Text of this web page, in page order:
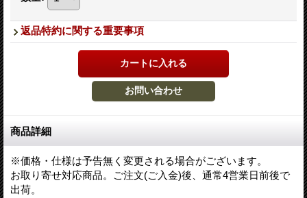
返品特約に関する重要事項
商品詳細
※価格・仕様は予告無く変更される場合がございます。
お取り寄せ対応商品。ご注文(ご入金)後、通常4営業日前後で
出荷。